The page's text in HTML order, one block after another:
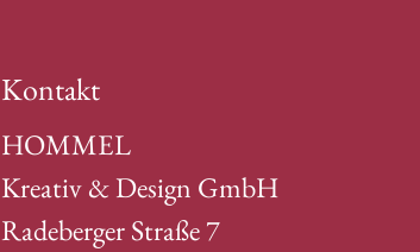
Kontakt
HOMMEL
Kreativ & Design GmbH
Radeberger Straße 7